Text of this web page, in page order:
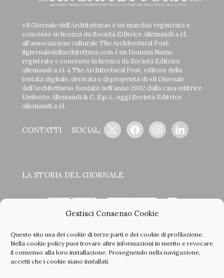
Gestisci Consenso Cookie
Questo sito usa dei cookie di terze parti e dei cookie di profilazione.
Nella cookie policypuoi trovare altre informazioni in merito e revocare
il consenso alla loro installazione. Proseguendo nella navigazione,
accetti che i cookie siano installati.
«Il Giornale dell’Architettura» è un marchio registrato e
concesso in licenza da Società Editrice Allemandi a r.l.
all’associazione culturale The Architectural Post;
ilgiornaledellarchitettura.com è un Domain Name
registrato e concesso in licenza da Società Editrice
Allemandi a r.l. a The Architectural Post, editore della
testata digitale, derivata e di proprietà di «Il Giornale
dell’Architettura» fondato nell’anno 2002 dalla casa editrice
Umberto Allemandi & C. S.p.A., oggi Società Editrice
Allemandi a r.l.
CONTATTI SOCIAL:
x facebookinstagramlinkedin
LA STORIA DEL GIORNALE
< >